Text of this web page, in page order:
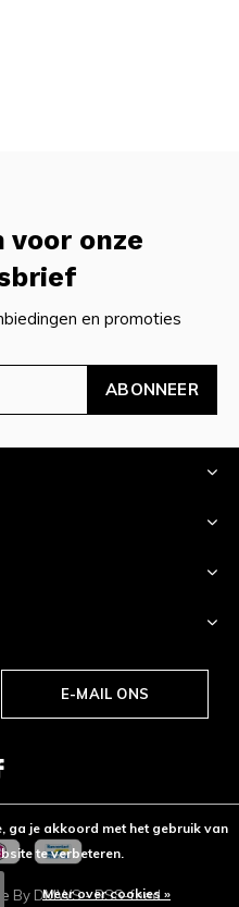
voor onze
en promoties
ABONNEER
E-MAIL ONS
By DMWS-RSS-feed
ga je akkoord met het gebruik van
te verbeteren.
Meer over cookies »